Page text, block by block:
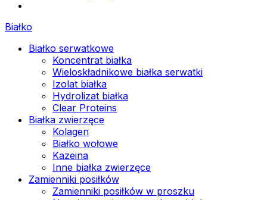
Białko
Białko serwatkowe
Koncentrat białka
Wieloskładnikowe białka serwatki
Izolat białka
Hydrolizat białka
Clear Proteins
Białka zwierzęce
Kolagen
Białko wołowe
Kazeina
Inne białka zwierzęce
Zamienniki posiłków
Zamienniki posiłków w proszku